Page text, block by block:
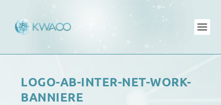
LOGO-AB-INTER-NET-WORK-
BANNIERE